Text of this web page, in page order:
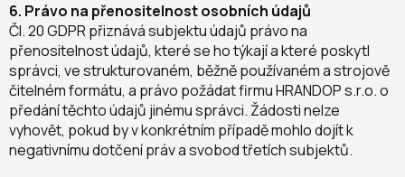
6. Právo na přenositelnost osobních údajů
Čl. 20 GDPR přiznává subjektu údajů právo na
přenositelnost údajů, které se ho týkají a které poskytl
správci, ve strukturovaném, běžně používaném a strojově
čitelném formátu, a právo požádat firmu HRANDOP s.r.o. o
předání těchto údajů jinému správci. Žádosti nelze
vyhovět, pokud by v konkrétním případě mohlo dojít k
negativnímu dotčení práv a svobod třetích subjektů.